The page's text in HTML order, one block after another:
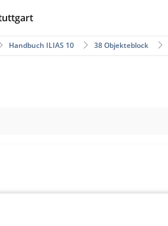
38 Objekteblock
Handbuch ILIAS 10